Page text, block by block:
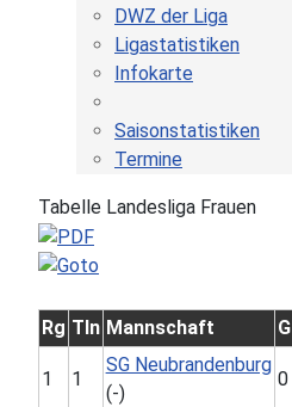
DWZ der Liga
Ligastatistiken
Infokarte
Saisonstatistiken
Termine
Tabelle Landesliga Frauen
Rg Tln Mannschaft G
1 1
SG Neubrandenburg
(-)
0